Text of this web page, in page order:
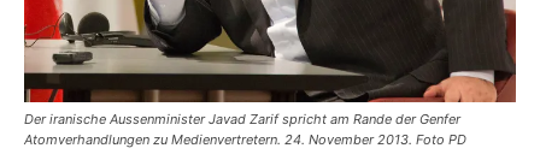
Der iranische Aussenminister Javad Zarif spricht am Rande der Genfer
Atomverhandlungen zu Medienvertretern. 24. November 2013. Foto PD